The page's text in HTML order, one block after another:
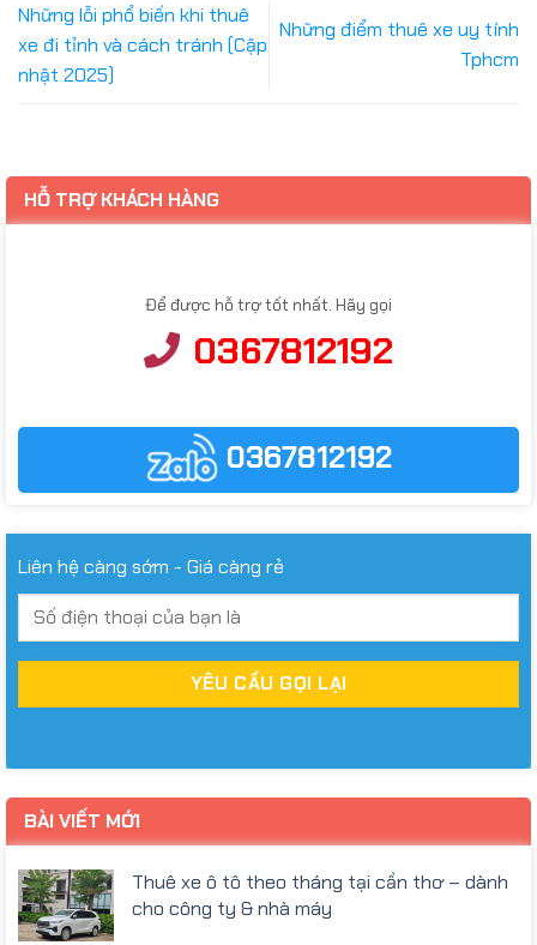
Những lỗi phổ biến khi thuê
xe đi tỉnh và cách tránh (Cập
nhật 2025)
Những điểm thuê xe uy tính
Tphcm
HỖ TRỢ KHÁCH HÀNG
Để được hỗ trợ tốt nhất. Hãy gọi
0367812192
0367812192
Liên hệ càng sớm - Giá càng rẻ
BÀI VIẾT MỚI
Thuê xe ô tô theo tháng tại cần thơ – dành
cho công ty & nhà máy